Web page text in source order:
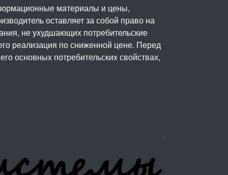
материалы и цены,
оставляет за собой право на
не ухудшающих потребительские
реализация по сниженной цене. Перед
основных потребительских свойствах,